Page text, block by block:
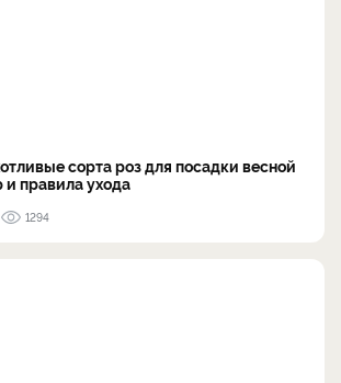
сорта роз для посадки весной
и правила ухода
1294